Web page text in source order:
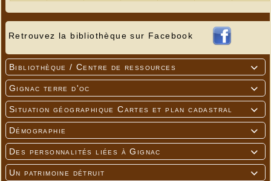
Retrouvez la bibliothèque sur Facebook

Bibliothèque / Centre de ressources

Gignac terre d'oc

Situation géographique Cartes et plan cadastral

Démographie

Des personnalités liées à Gignac

Un patrimoine détruit